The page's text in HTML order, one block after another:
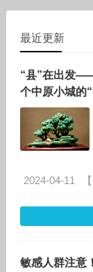
最近更新
“县”在出发
个中原小城的
2024-04-11 【
敏感人群注意